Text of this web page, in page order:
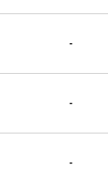
-
-
-